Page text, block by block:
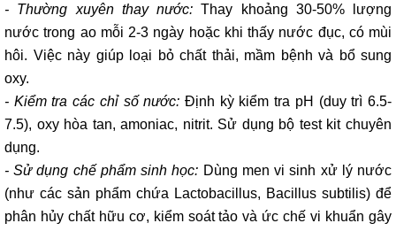
- Thường xuyên thay nước: Thay khoảng 30-50% lượng
nước trong ao mỗi 2-3 ngày hoặc khi thấy nước đục, có mùi
hôi. Việc này giúp loại bỏ chất thải, mầm bệnh và bổ sung
oxy.
- Kiểm tra các chỉ số nước: Định kỳ kiểm tra pH (duy trì 6.5-
7.5), oxy hòa tan, amoniac, nitrit. Sử dụng bộ test kit chuyên
dụng.
- Sử dụng chế phẩm sinh học: Dùng men vi sinh xử lý nước
(như các sản phẩm chứa Lactobacillus, Bacillus subtilis) để
phân hủy chất hữu cơ, kiểm soát tảo và ức chế vi khuẩn gây